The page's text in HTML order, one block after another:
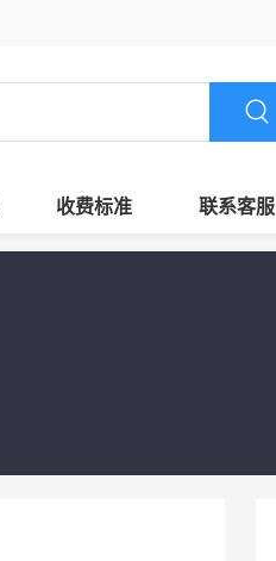
收费标准 联系客服